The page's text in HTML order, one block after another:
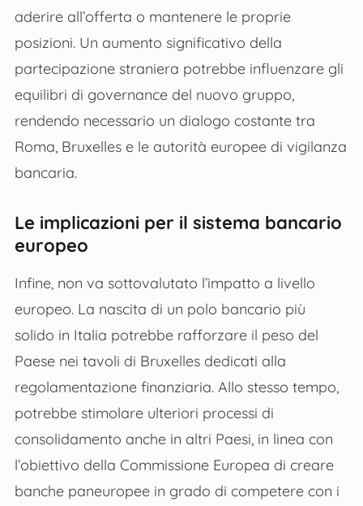
aderire all’offerta o mantenere le proprie
posizioni. Un aumento significativo della
partecipazione straniera potrebbe influenzare gli
equilibri di governance del nuovo gruppo,
rendendo necessario un dialogo costante tra
Roma, Bruxelles e le autorità europee di vigilanza
bancaria.
Le implicazioni per il sistema bancario
europeo
Infine, non va sottovalutato l’impatto a livello
europeo. La nascita di un polo bancario più
solido in Italia potrebbe rafforzare il peso del
Paese nei tavoli di Bruxelles dedicati alla
regolamentazione finanziaria. Allo stesso tempo,
potrebbe stimolare ulteriori processi di
consolidamento anche in altri Paesi, in linea con
l’obiettivo della Commissione Europea di creare
banche paneuropee in grado di competere con i